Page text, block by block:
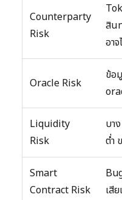
Counterparty
Risk
สิน
อา
Oracle Risk
ข้อ
Liquidity
Risk
บา
ต่ำ
Smart
Contract Risk
เสี